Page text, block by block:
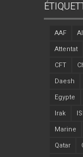
AAF
Attentat
CFT
Daesh
Egypte
Irak
Marine
Qatar